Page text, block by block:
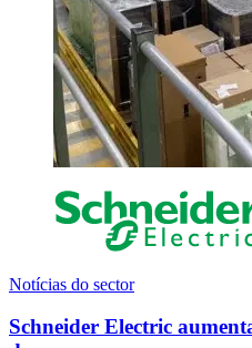
Notícias do sector
Schneider Electric